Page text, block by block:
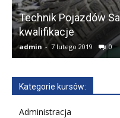
Technik Pojazdów
kwalifikacje
admin - 7 lutego 2019 0
Kategorie kursów:
Administracja